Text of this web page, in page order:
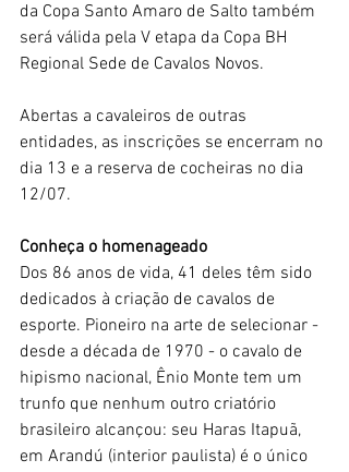
da Copa Santo Amaro de Salto também
será válida pela V etapa da Copa BH
Regional Sede de Cavalos Novos.
Abertas a cavaleiros de outras
entidades, as inscrições se encerram no
dia 13 e a reserva de cocheiras no dia
12/07.
Conheça o homenageado
Dos 86 anos de vida, 41 deles têm sido
dedicados à criação de cavalos de
esporte. Pioneiro na arte de selecionar -
desde a década de 1970 - o cavalo de
hipismo nacional, Ênio Monte tem um
trunfo que nenhum outro criatório
brasileiro alcançou: seu Haras Itapuã,
em Arandú (interior paulista) é o único